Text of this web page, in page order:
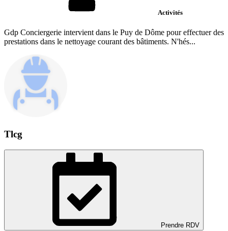
Activités
Gdp Conciergerie intervient dans le Puy de Dôme pour effectuer des
prestations dans le nettoyage courant des bâtiments. N'hés...
Tlcg
Prendre RDV